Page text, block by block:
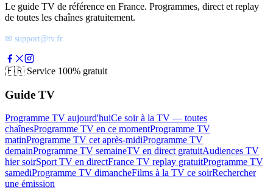
Le guide TV de référence en France. Programmes, direct et replay
de toutes les chaînes gratuitement.
✉ support@tv.fr
🇫🇷 Service 100% gratuit
Guide TV
Programme TV aujourd'huiCe soir à la TV — toutes
chaînesProgramme TV en ce momentProgramme TV
matinProgramme TV cet après-midiProgramme TV
demainProgramme TV semaineTV en direct gratuitAudiences TV
hier soirSport TV en directFrance TV replay gratuitProgramme TV
samediProgramme TV dimancheFilms à la TV ce soirRechercher
une émission